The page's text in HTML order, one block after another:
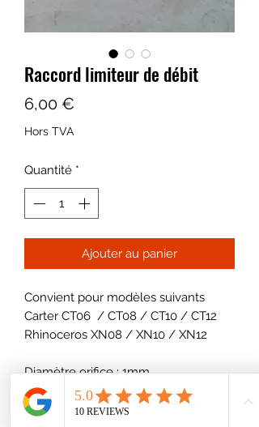
Raccord limiteur de débit
6,00 €
Hors TVA
Quantité *
Ajouter au panier
Convient pour modèles suivants
Carter CT06 / CT08 / CT10 / CT12
Rhinoceros XN08 / XN10 / XN12
Diamètre orifice : 1mm
Côté bloc M20x1,5